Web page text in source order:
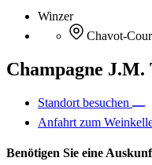
Winzer
Chavot-
Champagne J.M.
Standort besuchen
Anfahrt zum
Benötigen Sie eine